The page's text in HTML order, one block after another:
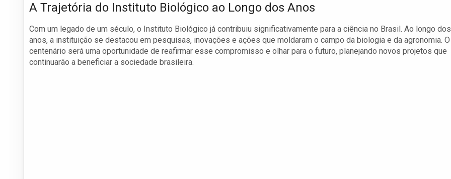
A Trajetória do Instituto Biológico ao Longo dos Anos
Com um legado de um século, o Instituto Biológico já contribuiu significativamente para a ciência no Brasil. Ao longo dos
anos, a instituição se destacou em pesquisas, inovações e ações que moldaram o campo da biologia e da agronomia. O
centenário será uma oportunidade de reafirmar esse compromisso e olhar para o futuro, planejando novos projetos que
continuarão a beneficiar a sociedade brasileira.